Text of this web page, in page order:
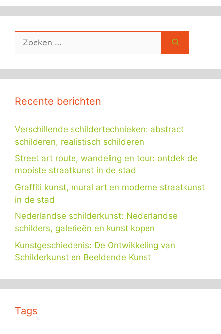
naar:
Recente berichten
Verschillende schildertechnieken: abstract
schilderen, realistisch schilderen
Street art route, wandeling en tour: ontdek de
mooiste straatkunst in de stad
Graffiti kunst, mural art en moderne straatkunst
in de stad
Nederlandse schilderkunst: Nederlandse
schilders, galerieën en kunst kopen
Kunstgeschiedenis: De Ontwikkeling van
Schilderkunst en Beeldende Kunst
Tags